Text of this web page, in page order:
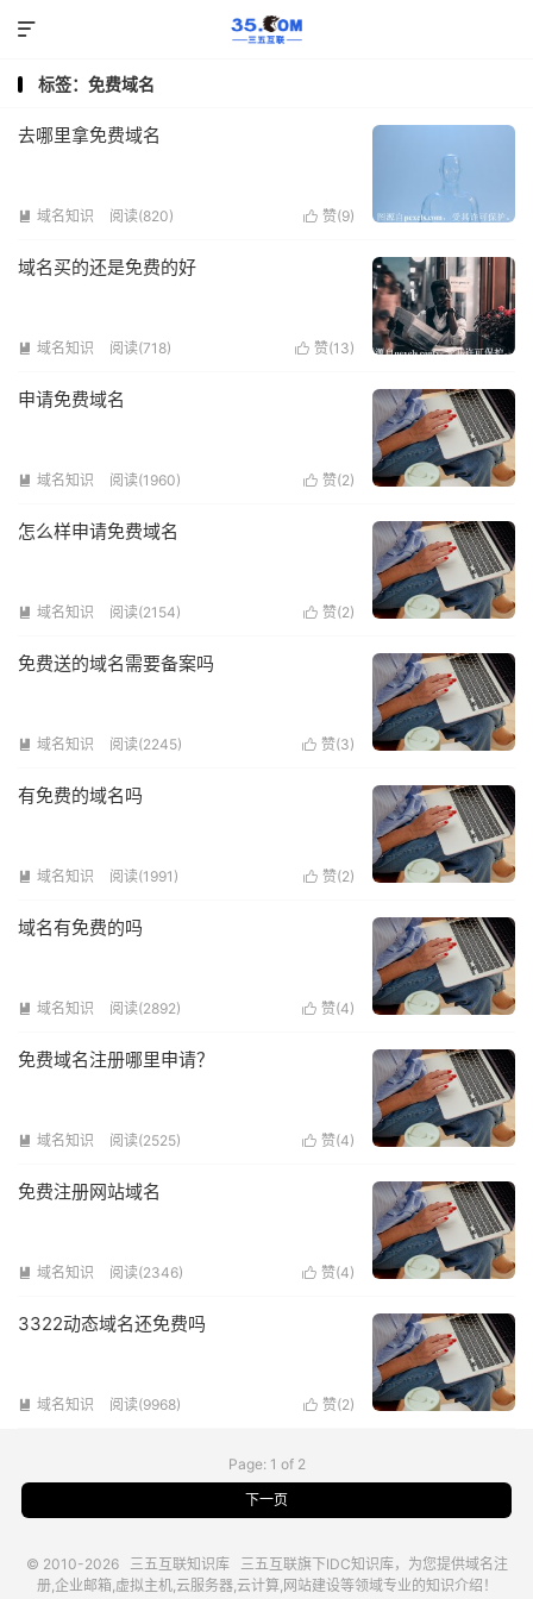

标签：免费域名
去哪里拿免费域名
 域名知识 阅读(820)  赞(9)
域名买的还是免费的好
 域名知识 阅读(718)  赞(13)
申请免费域名
 域名知识 阅读(1960)  赞(2)
怎么样申请免费域名
 域名知识 阅读(2154)  赞(2)
免费送的域名需要备案吗
 域名知识 阅读(2245)  赞(3)
有免费的域名吗
 域名知识 阅读(1991)  赞(2)
域名有免费的吗
 域名知识 阅读(2892)  赞(4)
免费域名注册哪里申请？
 域名知识 阅读(2525)  赞(4)
免费注册网站域名
 域名知识 阅读(2346)  赞(4)
3322动态域名还免费吗
 域名知识 阅读(9968)  赞(2)
Page: 1 of 2
下一页
© 2010-2026 三五互联知识库 三五互联旗下IDC知识库，为您提供域名注
册,企业邮箱,虚拟主机,云服务器,云计算,网站建设等领域专业的知识介绍！